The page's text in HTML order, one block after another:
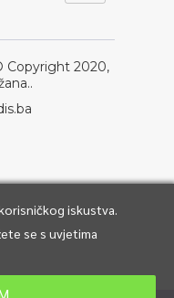
Copyright 2020,
iskustva.
se s uvjetima